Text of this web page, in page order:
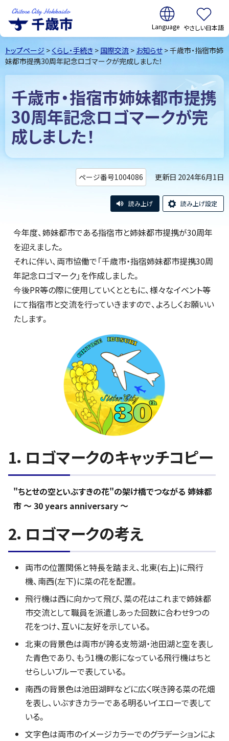
千歳市Chitose
City Hokkaido
翻訳:
やさしい日本語
トップページ > くらし・手続き > 国際交流 > お知らせ > 千歳市・指宿市姉
妹都市提携30周年記念ロゴマークが完成しました！
千歳市・指宿市姉妹都市提携
30周年記念ロゴマークが完
成しました！
ページ番号1004086 更新日 2024年6月1日
読み上げ 読み上げ設定
今年度、姉妹都市である指宿市と姉妹都市提携が30周年
を迎えました。
それに伴い、両市協働で「千歳市・指宿姉妹都市提携30周
年記念ロゴマーク」を作成しました。
今後PR等の際に使用していくとともに、様々なイベント等
にて指宿市と交流を行っていきますので、よろしくお願いい
たします。
1．ロゴマークのキャッチコピー
"ちとせの空といぶすきの花"の架け橋でつながる 姉妹都
市 ～ 30 years anniversary ～
2．ロゴマークの考え
両市の位置関係と特長を踏まえ、北東(右上)に飛行
機、南西(左下)に菜の花を配置。
飛行機は西に向かって飛び、菜の花はこれまで姉妹都
市交流として職員を派遣しあった回数に合わせ9つの
花をつけ、互いに友好を示している。
北東の背景色は両市が誇る支笏湖・池田湖と空を表し
た青色であり、もう1機の影になっている飛行機はちと
せらしいブルーで表している。
南西の背景色は池田湖畔などに広く咲き誇る菜の花畑
を表し、いぶすきカラーである明るいイエローで表して
いる。
文字色は両市のイメージカラーでのグラデーションによ